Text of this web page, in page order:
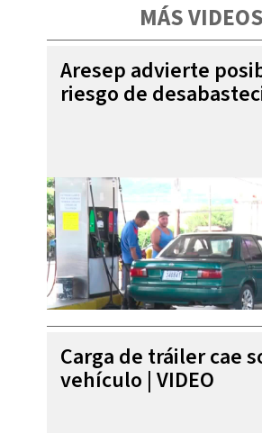
MÁS VIDEOS
Aresep advierte
riesgo de
Carga de tráiler cae
vehículo | VIDEO